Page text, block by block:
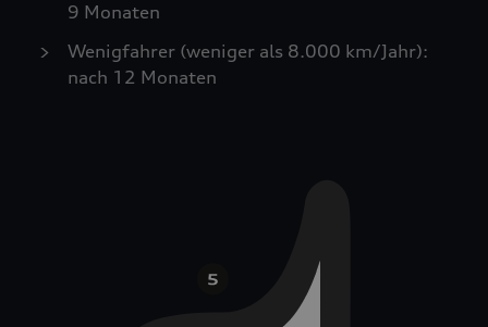
9 Monaten
Wenigfahrer (weniger als 8.000 km/Jahr):
nach 12 Monaten